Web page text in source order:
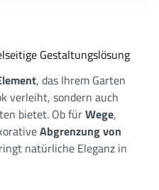
Gestaltungslösung
, das Ihrem Garten
verleiht, sondern auch
bietet. Ob fürWege,
Abgrenzung von
natürliche Eleganz in